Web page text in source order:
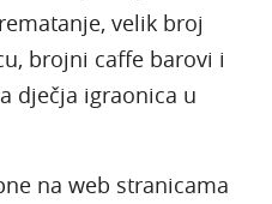
velik broj
brojni caffe barovi i
dječja igraonica u
na web stranicama